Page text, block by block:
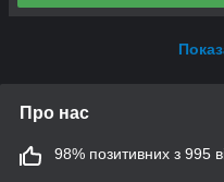
Про нас
98% позитивних з 995